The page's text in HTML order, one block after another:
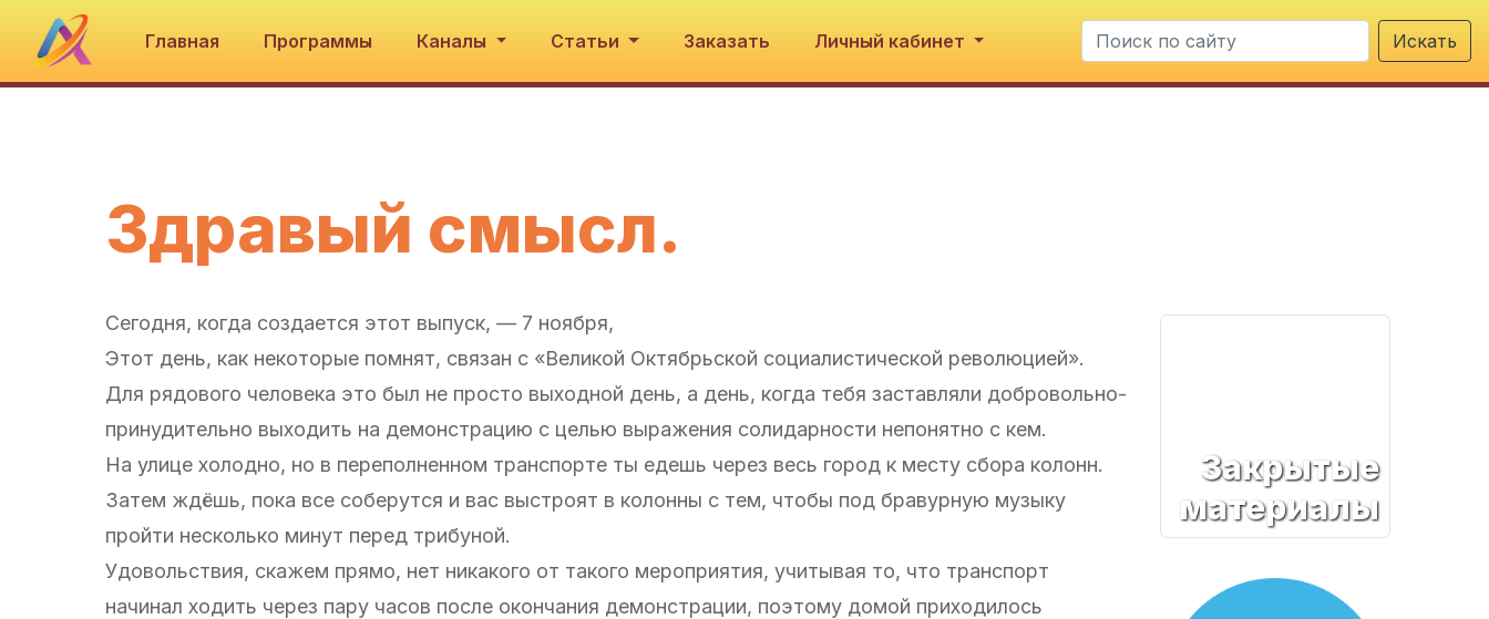
Главная Программы Каналы Статьи Заказать Личный кабинет Искать
Здравый смысл.
Сегодня, когда создается этот выпуск, — 7 ноября,
Этот день, как некоторые помнят, связан с «Великой Октябрьской социалистической революцией».
Для рядового человека это был не просто выходной день, а день, когда тебя заставляли добровольно-
принудительно выходить на демонстрацию с целью выражения солидарности непонятно с кем.
На улице холодно, но в переполненном транспорте ты едешь через весь город к месту сбора колонн.
Затем ждёшь, пока все соберутся и вас выстроят в колонны с тем, чтобы под бравурную музыку
пройти несколько минут перед трибуной.
Удовольствия, скажем прямо, нет никакого от такого мероприятия, учитывая то, что транспорт
начинал ходить через пару часов после окончания демонстрации, поэтому домой приходилось
Закрытые
материалы